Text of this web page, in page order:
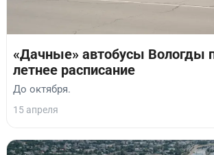
«Дачные» автобусы Вологды
летнее расписание
До октября.
15 апреля